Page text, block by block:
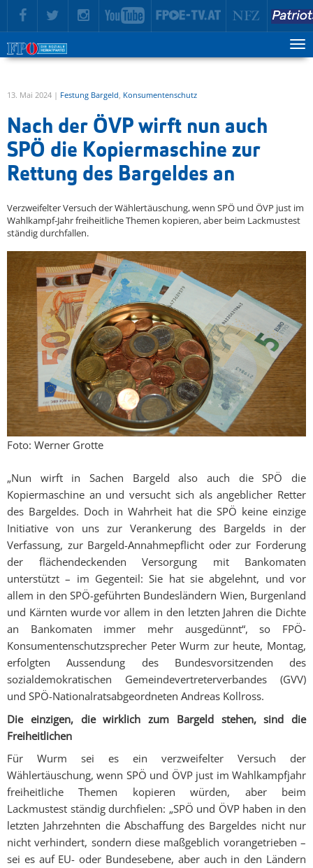
zur Hauptnavigation springen
zum Inhalt springen
13. Mai 2024 | Festung Bargeld, Konsumentenschutz
Nach der ÖVP wirft nun auch
SPÖ die Kopiermaschine zur
Rettung des Bargeldes an
Verzweifelter Versuch der Wählertäuschung, wenn SPÖ und ÖVP just im
Wahlkampf-Jahr freiheitliche Themen kopieren, aber beim Lackmustest
ständig durchfallen.
Foto: Werner Grotte
„Nun wirft in Sachen Bargeld also auch die SPÖ die
Kopiermaschine an und versucht sich als angeblicher Retter
des Bargeldes. Doch in Wahrheit hat die SPÖ keine einzige
Initiative von uns zur Verankerung des Bargelds in der
Verfassung, zur Bargeld-Annahmepflicht oder zur Forderung
der flächendeckenden Versorgung mit Bankomaten
unterstützt – im Gegenteil: Sie hat sie abgelehnt, und vor
allem in den SPÖ-geführten Bundesländern Wien, Burgenland
und Kärnten wurde vor allem in den letzten Jahren die Dichte
an Bankomaten immer mehr ausgedünnt“, so FPÖ-
Konsumentenschutzsprecher Peter Wurm zur heute, Montag,
erfolgten Aussendung des Bundesvorsitzenden des
sozialdemokratischen Gemeindevertreterverbandes (GVV)
und SPÖ-Nationalratsabgeordneten Andreas Kollross.
Die einzigen, die wirklich zum Bargeld stehen, sind die
Freiheitlichen
Für Wurm sei es ein verzweifelter Versuch der
Wählertäuschung, wenn SPÖ und ÖVP just im Wahlkampfjahr
freiheitliche Themen kopieren würden, aber beim
Lackmustest ständig durchfielen: „SPÖ und ÖVP haben in den
letzten Jahrzehnten die Abschaffung des Bargeldes nicht nur
nicht verhindert, sondern diese maßgeblich vorangetrieben –
sei es auf EU- oder Bundesebene, aber auch in den Ländern